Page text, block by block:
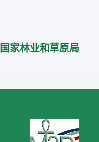
国家林业和草原局